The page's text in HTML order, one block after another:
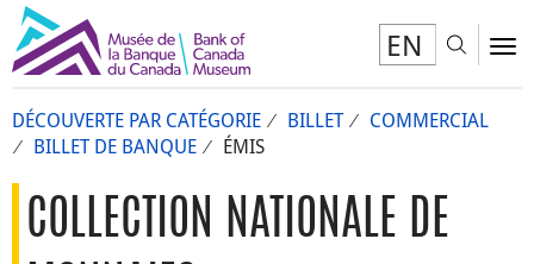
EN
DÉCOUVERTE PAR CATÉGORIE BILLET
COMMERCIAL
BILLET DE BANQUE
ÉMIS
COLLECTION NATIONALE DE